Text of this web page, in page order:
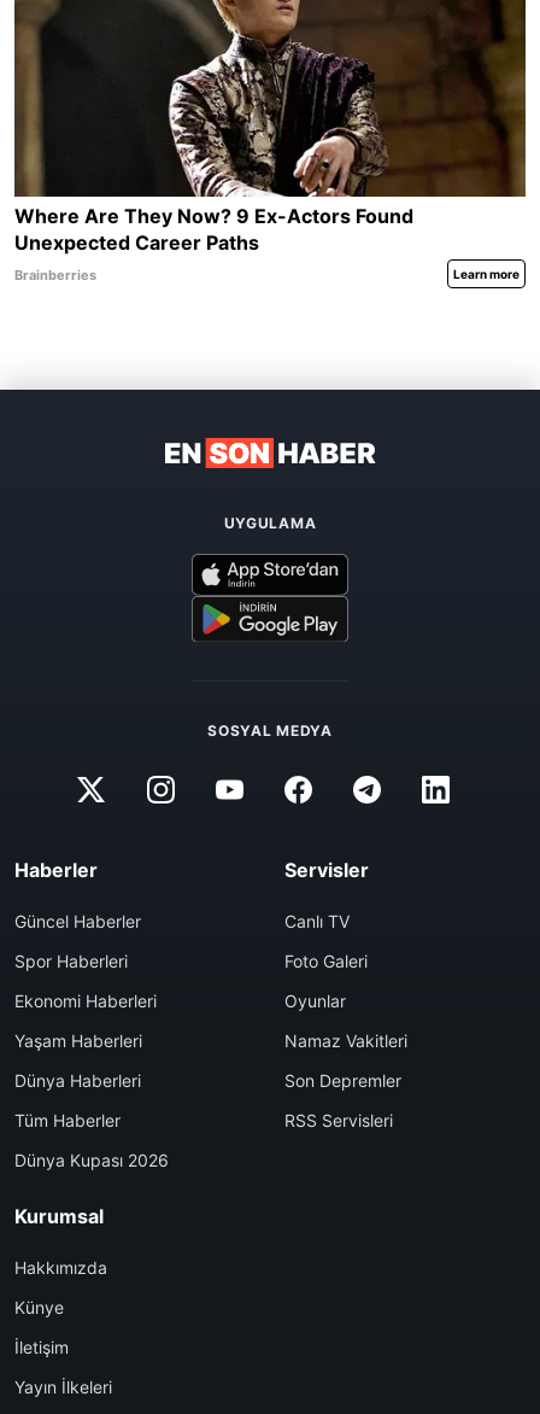
UYGULAMA
SOSYAL MEDYA
Haberler
Güncel Haberler
Spor Haberleri
Ekonomi Haberleri
Yaşam Haberleri
Dünya Haberleri
Tüm Haberler
Dünya Kupası 2026
Servisler
Canlı TV
Foto Galeri
Oyunlar
Namaz Vakitleri
Son Depremler
RSS Servisleri
Kurumsal
Hakkımızda
Künye
İletişim
Yayın İlkeleri